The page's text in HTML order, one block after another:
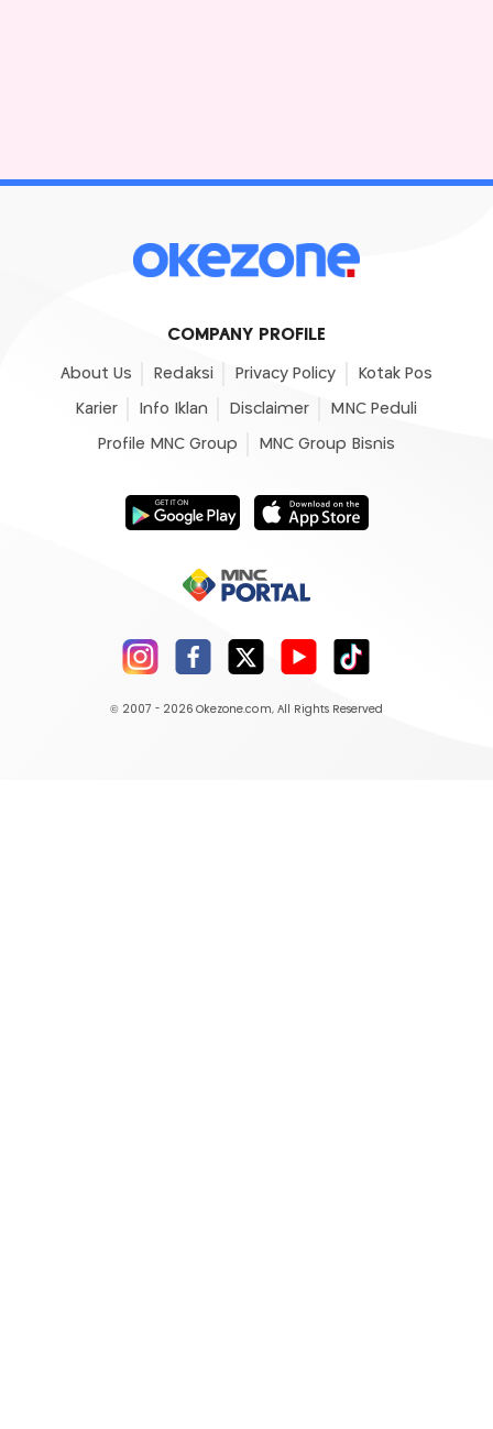
COMPANY PROFILE
About Us Redaksi Privacy Policy Kotak Pos
Karier Info Iklan Disclaimer MNC Peduli
Profile MNC Group MNC Group Bisnis
© 2007 - 2026 Okezone.com, All Rights Reserved